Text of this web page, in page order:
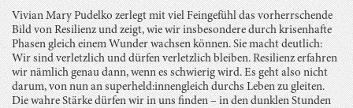
Vivian Mary Pudelko zerlegt mit viel Feingefühl das vorherrschende
Bild von Resilienz und zeigt, wie wir insbesondere durch krisenhafte
Phasen gleich einem Wunder wachsen können. Sie macht deutlich:
Wir sind verletzlich und dürfen verletzlich bleiben. Resilienz erfahren
wir nämlich genau dann, wenn es schwierig wird. Es geht also nicht
darum, von nun an superheld:innengleich durchs Leben zu gleiten.
Die wahre Stärke dürfen wir in uns finden – in den dunklen Stunden